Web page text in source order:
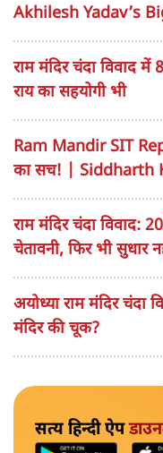
राम मंदिर चंदे की लूट
Resignation
राम मंदिर चंदा विवाद में
ट्रस्टी अनिल मिश्रा भी हटे
'राम मंदिर में 800
Akhilesh Yadav’s
राम मंदिर चंदा विवाद
राय का सहयोगी भी
Ram Mandir SIT
का सच! | Siddharth
राम मंदिर चंदा विवाद: